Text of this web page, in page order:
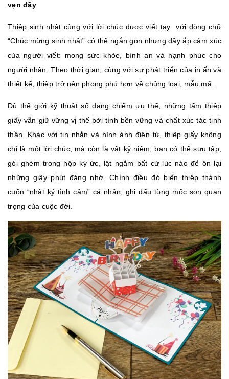
vẹn đầy
Thiệp sinh nhật cùng với lời chúc được viết tay với dòng chữ
“Chúc mừng sinh nhật” có thể ngắn gọn nhưng đầy ắp cảm xúc
của người viết: mong sức khỏe, bình an và hạnh phúc cho
người nhận. Theo thời gian, cùng với sự phát triển của in ấn và
thiết kế, thiệp trở nên phong phú hơn về chủng loại, mẫu mã.
Dù thế giới kỹ thuật số đang chiếm ưu thế, những tấm thiệp
giấy vẫn giữ vững vị thế bởi tính bền vững và chất xúc tác tinh
thần. Khác với tin nhắn và hình ảnh điện tử, thiệp giấy không
chỉ là một lời chúc, mà còn là vật kỷ niệm, bạn có thể sưu tập,
gói ghém trong hộp ký ức, lật ngắm bất cứ lúc nào để ôn lại
những giây phút đáng nhớ. Chính điều đó biến thiệp thành
cuốn “nhật ký tình cảm” cá nhân, ghi dấu từng mốc son quan
trọng của cuộc đời.